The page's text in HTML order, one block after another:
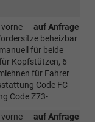
auf Anfrage
beheizbar
für beide
Kopfstützen, 6
für Fahrer
Code FC
Code Z73-
auf Anfrage